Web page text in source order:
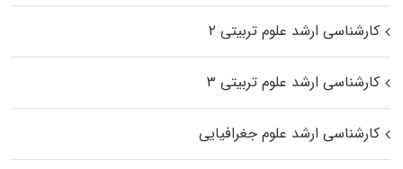
کارشناسی ارشد علوم تربیتی ۲
کارشناسی ارشد علوم تربیتی ۳
کارشناسی ارشد علوم جغرافیایی